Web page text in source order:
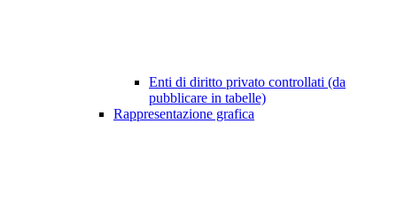
Enti di diritto privato controllati (da
pubblicare in tabelle)
Rappresentazione grafica